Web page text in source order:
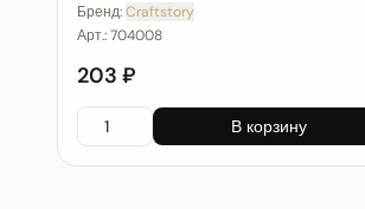
Бренд:Craftstory
Арт.:704008
203 ₽
В корзину